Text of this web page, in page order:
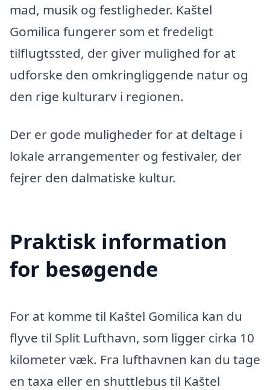
mad, musik og festligheder. Kaštel
Gomilica fungerer som et fredeligt
tilflugtssted, der giver mulighed for at
udforske den omkringliggende natur og
den rige kulturarv i regionen.
Der er gode muligheder for at deltage i
lokale arrangementer og festivaler, der
fejrer den dalmatiske kultur.
Praktisk information
for besøgende
For at komme til Kaštel Gomilica kan du
flyve til Split Lufthavn, som ligger cirka 10
kilometer væk. Fra lufthavnen kan du tage
en taxa eller en shuttlebus til Kaštel